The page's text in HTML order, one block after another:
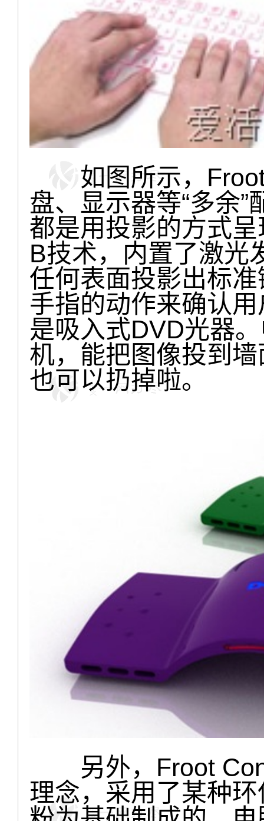
如图所示，Froot
盘、显示器等“多余
都是用投影的方式
B技术，内置了激光
任何表面投影出标
手指的动作来确认用
是吸入式DVD光器
机，能把图像投到
也可以扔掉啦。
另外，Froot
理念，采用了某种